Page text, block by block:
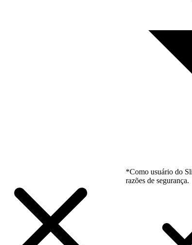
*Como usuário do
razões de segurança.